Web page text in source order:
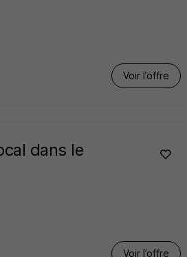
Voir l’offre
dans le
Voir l’offre